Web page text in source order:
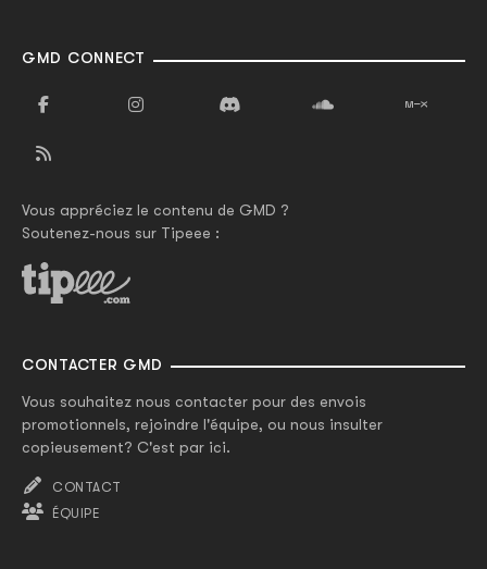
GMD CONNECT
Vous appréciez le contenu de GMD ?
Soutenez-nous sur Tipeee :
CONTACTER GMD
Vous souhaitez nous contacter pour des envois
promotionnels, rejoindre l'équipe, ou nous insulter
copieusement? C'est par ici.
CONTACT
ÉQUIPE